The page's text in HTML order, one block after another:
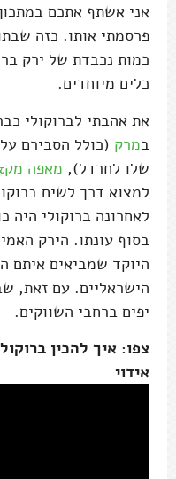
אני אשתף אתכם
פרסמתי אותו. כזה
כמות נכבדת של ירק
כלים מיוחדים.
את אהבתי לברוקולי
במרק (כולל הסבירם
שלו לחרדל), מאפה
למצוא דרך לשים
לאחרונה ברוקולי היה
בסוף עונתו. הירק
היוקד שמביאים איתם
הישראליים. עם זאת,
יפים ברחבי השווקים.
צפו: איך להכין
אידוי